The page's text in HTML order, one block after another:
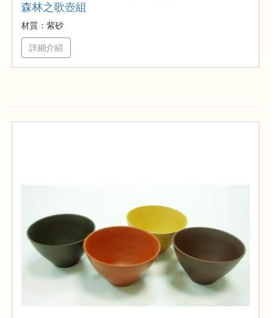
森林之歌壺組
材質：紫砂
詳細介紹